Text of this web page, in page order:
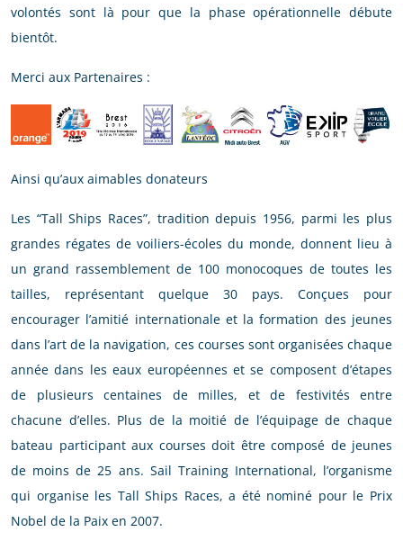
volontés sont là pour que la phase opérationnelle débute
bientôt.
Merci aux Partenaires :
Ainsi qu’aux aimables donateurs
Les “Tall Ships Races”, tradition depuis 1956, parmi les plus
grandes régates de voiliers-écoles du monde, donnent lieu à
un grand rassemblement de 100 monocoques de toutes les
tailles, représentant quelque 30 pays. Conçues pour
encourager l’amitié internationale et la formation des jeunes
dans l’art de la navigation, ces courses sont organisées chaque
année dans les eaux européennes et se composent d’étapes
de plusieurs centaines de milles, et de festivités entre
chacune d’elles. Plus de la moitié de l’équipage de chaque
bateau participant aux courses doit être composé de jeunes
de moins de 25 ans. Sail Training International, l’organisme
qui organise les Tall Ships Races, a été nominé pour le Prix
Nobel de la Paix en 2007.